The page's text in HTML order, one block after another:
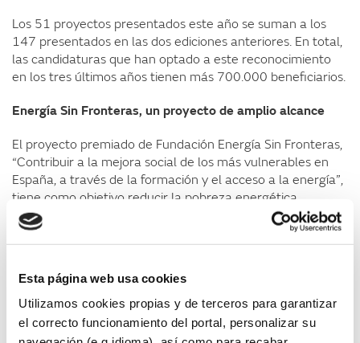
Esta página web usa cookies
Utilizamos cookies propias y de terceros para garantizar
el correcto funcionamiento del portal, personalizar su
Los 51 proyectos presentados este año se suman a los
147 presentados en las dos ediciones anteriores. En total,
las candidaturas que han optado a este reconocimiento
en los tres últimos años tienen más 700.000 beneficiarios.
Energía Sin Fronteras, un proyecto de amplio alcance
El proyecto premiado de Fundación Energía Sin Fronteras,
“Contribuir a la mejora social de los más vulnerables en
España, a través de la formación y el acceso a la energía”,
tiene como objetivo reducir la pobreza energética
actuando en dos áreas principales: el apoyo a las personas
en situación de pobreza y a las entidades sociales que
Para ello, esta fundación tiene establecidas varias líneas
de trabajo: facilitar el acceso de las entidades sociales a
infraestructuras energéticas eficientes, con el fin de
generar ahorros que puedan reinvertir en sus actividades;